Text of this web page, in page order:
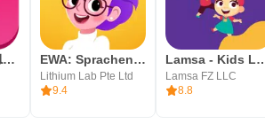
حاسبة الحمل - متابعة الحمل EWA: Sprachen lernen
Lithium Lab Pte Ltd
9.4
Lamsa - Kids
Lamsa FZ LLC
8.8